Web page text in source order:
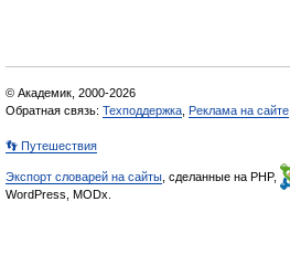
© Академик, 2000-2026
Обратная связь: Техподдержка Реклама на сайте
👣 Путешествия
Экспорт словарей на сайты , сделанные на PHP,
WordPress, MODx.